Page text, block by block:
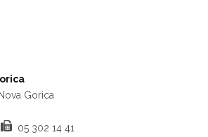
Gorica
05 302 14 41